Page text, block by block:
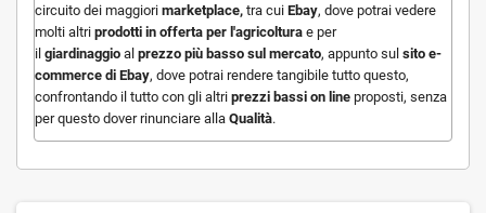
circuito dei maggiori marketplace, tra cui Ebay, dove potrai vedere
molti altri prodotti in offerta per l'agricoltura e per
il giardinaggio al prezzo più basso sul mercato, appunto sul sito e-
commerce di Ebay, dove potrai rendere tangibile tutto questo,
confrontando il tutto con gli altri prezzi bassi on line proposti, senza
per questo dover rinunciare alla Qualità.